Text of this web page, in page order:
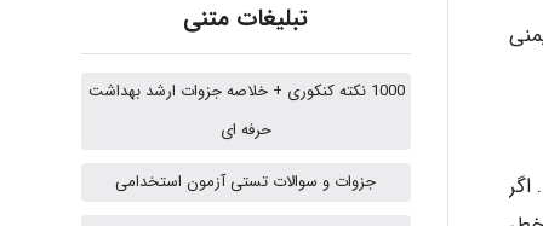
Jafar Tym
aghajari vahid
تبلیغات متنی
1000 نکته کنکوری + خلاصه جزوات ارشد بهداشت
حرفه ای
جزوات و سوالات تستی آزمون استخدامی